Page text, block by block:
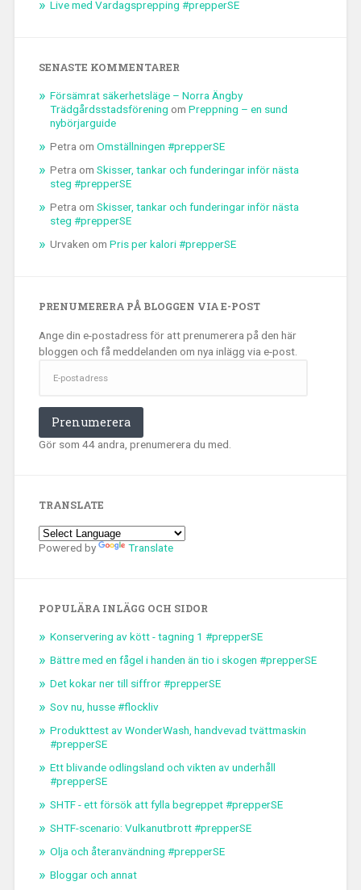
Live med Vardagsprepping #prepperSE
SENASTE KOMMENTARER
Försämrat säkerhetsläge – Norra Ängby
Trädgårdsstadsförening om Preppning – en sund
nybörjarguide
Petra om Omställningen #prepperSE
Petra om Skisser, tankar och funderingar inför nästa
steg #prepperSE
Petra om Skisser, tankar och funderingar inför nästa
steg #prepperSE
Urvaken om Pris per kalori #prepperSE
PRENUMERERA PÅ BLOGGEN VIA E-POST
Ange din e-postadress för att prenumerera på den här
bloggen och få meddelanden om nya inlägg via e-post.
postadress
Prenumerera
Gör som 44 andra, prenumerera du med.
TRANSLATE
Powered by Translate
POPULÄRA INLÄGG OCH SIDOR
Konservering av kött - tagning 1 #prepperSE
Bättre med en fågel i handen än tio i skogen #prepperSE
Det kokar ner till siffror #prepperSE
Sov nu, husse #flockliv
Produkttest av WonderWash, handvevad tvättmaskin
#prepperSE
Ett blivande odlingsland och vikten av underhåll
#prepperSE
SHTF - ett försök att fylla begreppet #prepperSE
SHTF-scenario: Vulkanutbrott #prepperSE
Olja och återanvändning #prepperSE
Bloggar och annat